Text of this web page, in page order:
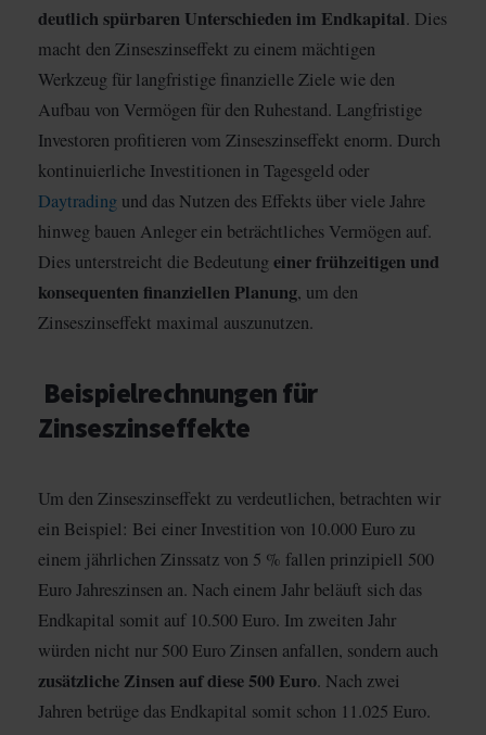
deutlich spürbaren Unterschieden im Endkapital. Dies
macht den Zinseszinseffekt zu einem mächtigen
Werkzeug für langfristige finanzielle Ziele wie den
Aufbau von Vermögen für den Ruhestand. Langfristige
Investoren profitieren vom Zinseszinseffekt enorm. Durch
kontinuierliche Investitionen in Tagesgeld oder
Daytrading und das Nutzen des Effekts über viele Jahre
hinweg bauen Anleger ein beträchtliches Vermögen auf.
Dies unterstreicht die Bedeutungeiner frühzeitigen und
konsequenten finanziellen Planung, um den
Zinseszinseffekt maximal auszunutzen.
Beispielrechnungen für
Zinseszinseffekte
Um den Zinseszinseffekt zu verdeutlichen, betrachten wir
ein Beispiel: Bei einer Investition von 10.000 Euro zu
einem jährlichen Zinssatz von 5 % fallen prinzipiell 500
Euro Jahreszinsen an. Nach einem Jahr beläuft sich das
Endkapital somit auf 10.500 Euro. Im zweiten Jahr
würden nicht nur 500 Euro Zinsen anfallen, sondern auch
zusätzliche Zinsen auf diese 500 Euro. Nach zwei
Jahren betrüge das Endkapital somit schon 11.025 Euro.